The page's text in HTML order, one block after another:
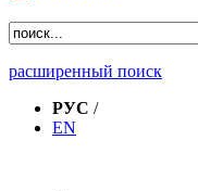
расширенный поиск
РУС /
EN